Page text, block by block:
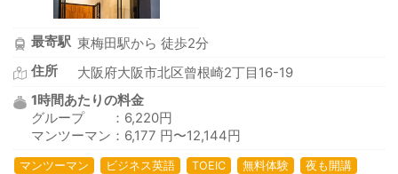
最寄駅 東梅田駅から 徒歩2分
住所
大阪府大阪市北区曾根崎2丁目16-19
1時間あたりの料金
グループ ：6,220円
マンツーマン：6,177 円〜12,144円
マンツーマン ビジネス英語 TOEIC 無料体験
夜も開講